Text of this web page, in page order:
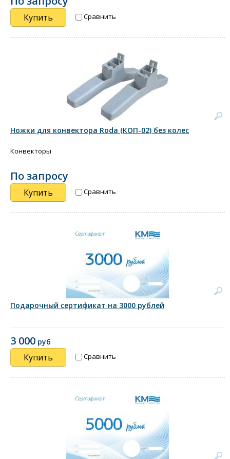
Купить Сравнить
Ножки для конвектора Roda (КОП-02) без колес
Конвекторы
По запросу
Купить Сравнить
Подарочный сертификат на 3000 рублей
3 000 руб
Купить Сравнить